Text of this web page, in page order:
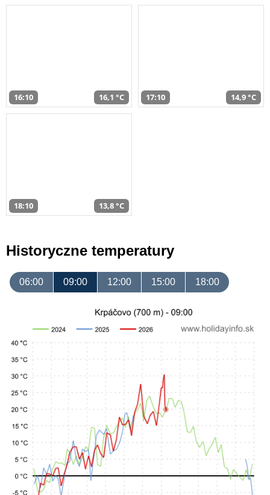
16:10 16,1 °C 17:10 14,9 °C
18:10 13,8 °C
Historyczne temperatury
06:00 09:00 12:00 15:00 18:00